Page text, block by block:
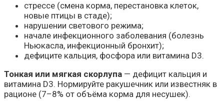
стрессе (смена корма, перестановка клеток,
новые птицы в стаде);
нарушении светового режима;
начале инфекционного заболевания (болезнь
Ньюкасла, инфекционный бронхит);
дефиците кальция, фосфора или витамина D3.
Тонкая или мягкая скорлупа — дефицит кальция и
витамина D3. Нормируйте ракушечник или известняк в
рационе (7–8% от объёма корма для несушек).